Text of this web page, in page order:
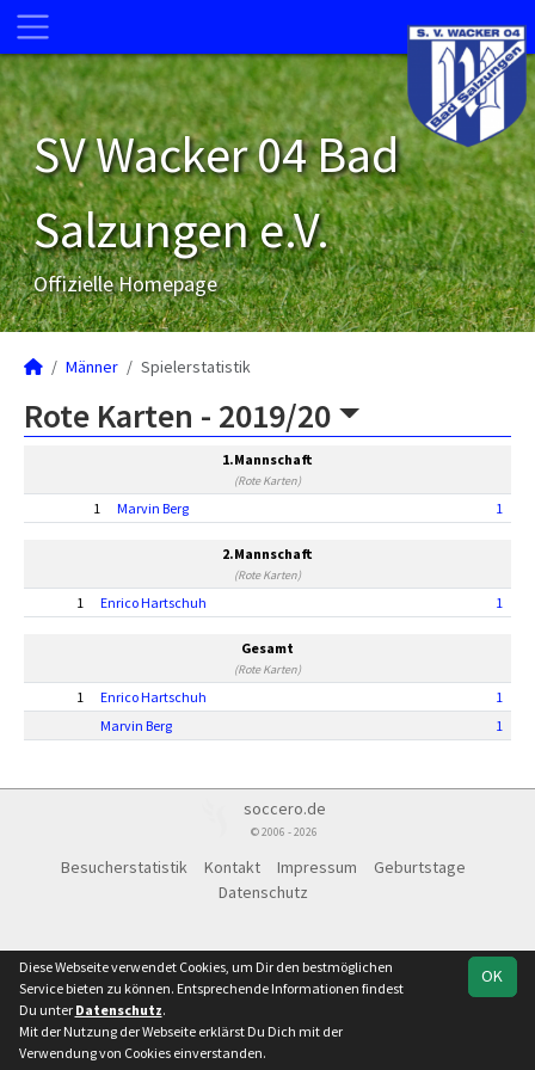
SV Wacker 04 Bad
Salzungen e.V.
Offizielle Homepage
Männer Spielerstatistik
Rote Karten - 2019/20
1.Mannschaft
(Rote Karten)
1 Marvin Berg 1
2.Mannschaft
(Rote Karten)
1 Enrico Hartschuh 1
Gesamt
(Rote Karten)
1 Enrico Hartschuh
1
Marvin Berg
1
soccero.de
© 2006 - 2026
Besucherstatistik Kontakt Impressum
Geburtstage
Datenschutz
OK
Diese Webseite verwendet Cookies, um Dir den bestmöglichen
Service bieten zu können. Entsprechende Informationen findest
Du unter Datenschutz.
Mit der Nutzung der Webseite erklärst Du Dich mit der
Verwendung von Cookies einverstanden.